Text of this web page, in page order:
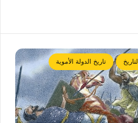
التاريخ تاريخ الدولة الأموية